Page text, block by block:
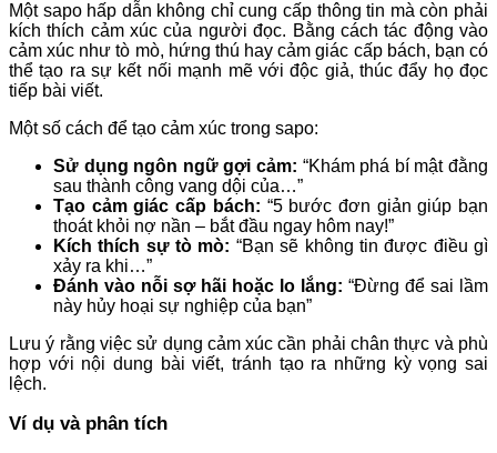
Một sapo hấp dẫn không chỉ cung cấp thông tin mà còn phải
kích thích cảm xúc của người đọc. Bằng cách tác động vào
cảm xúc như tò mò, hứng thú hay cảm giác cấp bách, bạn có
thể tạo ra sự kết nối mạnh mẽ với độc giả, thúc đẩy họ đọc
tiếp bài viết.
Một số cách để tạo cảm xúc trong sapo:
Sử dụng ngôn ngữ gợi cảm: “Khám phá bí mật đằng
sau thành công vang dội của…”
Tạo cảm giác cấp bách: “5 bước đơn giản giúp bạn
thoát khỏi nợ nần – bắt đầu ngay hôm nay!”
Kích thích sự tò mò: “Bạn sẽ không tin được điều gì
xảy ra khi…”
Đánh vào nỗi sợ hãi hoặc lo lắng: “Đừng để sai lầm
này hủy hoại sự nghiệp của bạn”
Lưu ý rằng việc sử dụng cảm xúc cần phải chân thực và phù
hợp với nội dung bài viết, tránh tạo ra những kỳ vọng sai
lệch.
Ví dụ và phân tích